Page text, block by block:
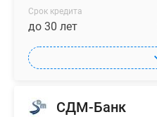
Срок кредита
до 30 лет
СДМ-Банк